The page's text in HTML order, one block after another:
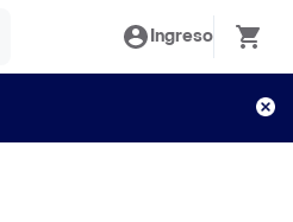
Ingreso